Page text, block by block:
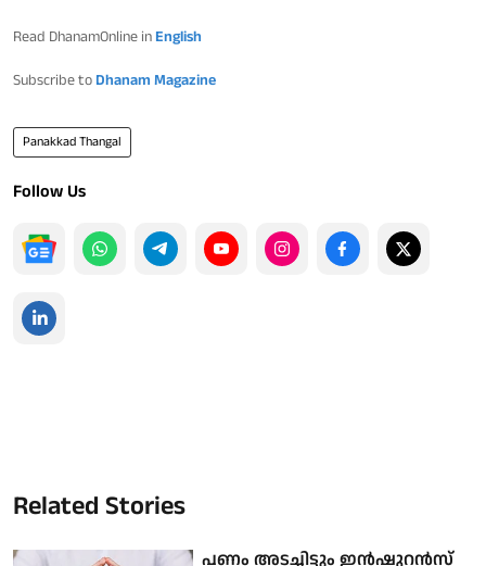
Read DhanamOnline in English
Subscribe to Dhanam Magazine
Panakkad Thangal
Follow Us
Related Stories
പണം അടച്ചിട്ടും ഇൻഷുറൻസ്